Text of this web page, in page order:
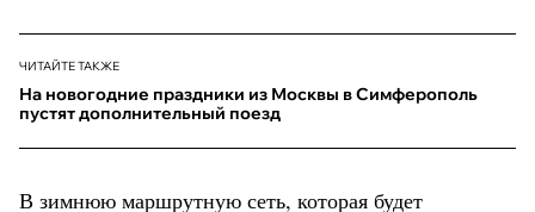
ЧИТАЙТЕ ТАКЖЕ
На новогодние праздники из Москвы в Симферополь
пустят дополнительный поезд
В зимнюю маршрутную сеть, которая будет